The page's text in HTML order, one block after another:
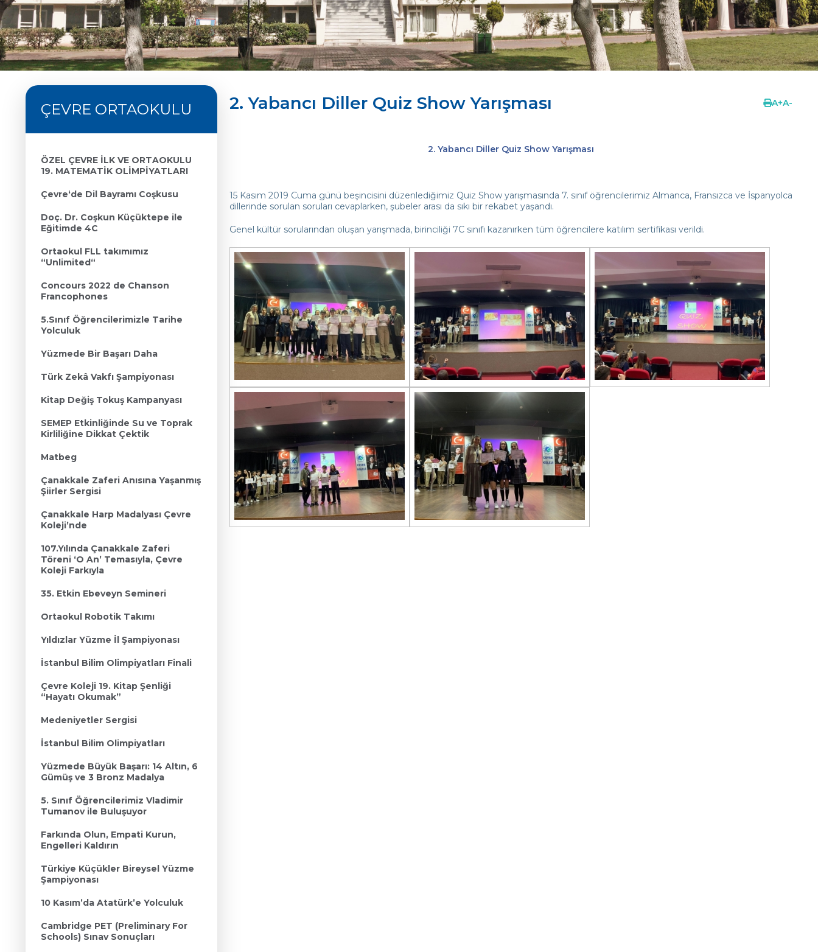
ÇEVRE ORTAOKULU
ÖZEL ÇEVRE İLK VE ORTAOKULU
19. MATEMATİK OLİMPİYATLARI
Çevre‘de Dil Bayramı Coşkusu
Doç. Dr. Coşkun Küçüktepe ile
Eğitimde 4C
Ortaokul FLL takımımız
“Unlimited“
Concours 2022 de Chanson
Francophones
5.Sınıf Öğrencilerimizle Tarihe
Yolculuk
Yüzmede Bir Başarı Daha
Türk Zekâ Vakfı Şampiyonası
Kitap Değiş Tokuş Kampanyası
SEMEP Etkinliğinde Su ve Toprak
Kirliliğine Dikkat Çektik
Matbeg
Çanakkale Zaferi Anısına Yaşanmış
Şiirler Sergisi
Çanakkale Harp Madalyası Çevre
Koleji’nde
107.Yılında Çanakkale Zaferi
Töreni ‘O An’ Temasıyla, Çevre
Koleji Farkıyla
35. Etkin Ebeveyn Semineri
Ortaokul Robotik Takımı
Yıldızlar Yüzme İl Şampiyonası
İstanbul Bilim Olimpiyatları Finali
Çevre Koleji 19. Kitap Şenliği
“Hayatı Okumak”
Medeniyetler Sergisi
İstanbul Bilim Olimpiyatları
Yüzmede Büyük Başarı: 14 Altın, 6
Gümüş ve 3 Bronz Madalya
5. Sınıf Öğrencilerimiz Vladimir
Tumanov ile Buluşuyor
Farkında Olun, Empati Kurun,
Engelleri Kaldırın
Türkiye Küçükler Bireysel Yüzme
Şampiyonası
10 Kasım’da Atatürk’e Yolculuk
Cambridge PET (Preliminary For
Schools) Sınav Sonuçları
2. Yabancı Diller Quiz Show Yarışması A+A-
2. Yabancı Diller Quiz Show Yarışması
15 Kasım 2019 Cuma günü beşincisini düzenlediğimiz Quiz Show yarışmasında 7. sınıf öğrencilerimiz Almanca, Fransızca ve İspanyolca
dillerinde sorulan soruları cevaplarken, şubeler arası da sıkı bir rekabet yaşandı.
Genel kültür sorularından oluşan yarışmada, birinciliği 7C sınıfı kazanırken tüm öğrencilere katılım sertifikası verildi.